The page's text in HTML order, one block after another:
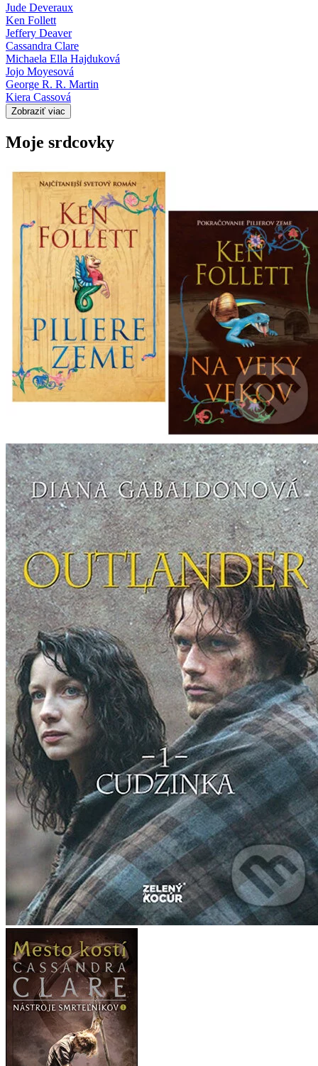
Jude Deveraux
Ken Follett
Jeffery Deaver
Cassandra Clare
Michaela Ella Hajduková
Jojo Moyesová
George R. R. Martin
Kiera Cassová
Zobraziť viac
Moje srdcovky